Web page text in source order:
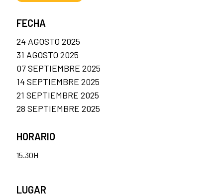
FECHA
24 AGOSTO 2025
31 AGOSTO 2025
07 SEPTIEMBRE 2025
14 SEPTIEMBRE 2025
21 SEPTIEMBRE 2025
28 SEPTIEMBRE 2025
HORARIO
15.30H
LUGAR